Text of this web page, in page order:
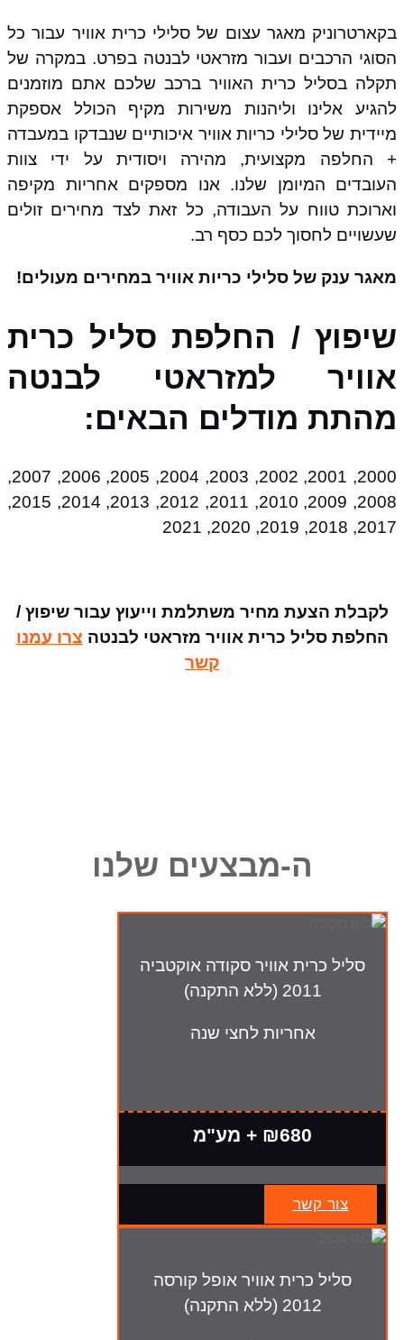
בקארטרוניק מאגר עצום של סלילי כרית אוויר עבור כל
הסוגי הרכבים ועבור מזראטי לבנטה בפרט. במקרה של
תקלה בסליל כרית האוויר ברכב שלכם אתם מוזמנים
להגיע אלינו וליהנות משירות מקיף הכולל אספקת
מיידית של סלילי כריות אוויר איכותיים שנבדקו במעבדה
+ החלפה מקצועית, מהירה ויסודית על ידי צוות
העובדים המיומן שלנו. אנו מספקים אחריות מקיפה
וארוכת טווח על העבודה, כל זאת לצד מחירים זולים
שעשויים לחסוך לכם כסף רב.
מאגר ענק של סלילי כריות אוויר במחירים מעולים!
שיפוץ / החלפת סליל כרית
אוויר למזראטי לבנטה
מהתת מודלים הבאים:
2000, 2001, 2002, 2003, 2004, 2005, 2006, 2007,
2008, 2009, 2010, 2011, 2012, 2013, 2014, 2015,
2017, 2018, 2019, 2020, 2021
לקבלת הצעת מחיר משתלמת וייעוץ עבור שיפוץ /
החלפת סליל כרית אוויר מזראטי לבנטה צרו עמנו
קשר
ה-מבצעים שלנו
סליל כרית אוויר סקודה אוקטביה
2011 (ללא התקנה)
אחריות לחצי שנה
₪680 + מע"מ
צור קשר
סליל כרית אוויר אופל קורסה
2012 (ללא התקנה)